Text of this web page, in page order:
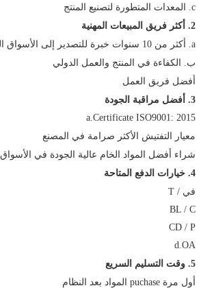
c. المعدات المتطورة لتصنيع المنتج
2. أكثر فريق المبيعات المهنية
a. أكثر من 10 سنوات خبرة للتصدير إلى الأسواق العالمية
ب. الكفاءة في المنتج والعمل الدولي
أفضل فريق العمل
3. أفضل مراقبة الجودة
a.Certificate ISO9001: 2015
معيار التفتيش الأكثر صرامة في المصنع
شراء أفضل المواد الخام عالية الجودة في الأسواق
4. خيارات الدفع المتاحة
في / T
BL / C
CD / P
d.OA
5. وقت التسليم السريع
أول مرة puchase المواد بعد النظام